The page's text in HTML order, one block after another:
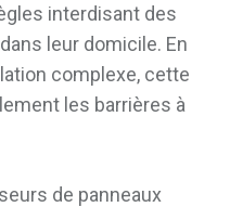
interdisant des
leur domicile. En
complexe, cette
les barrières à
de panneaux